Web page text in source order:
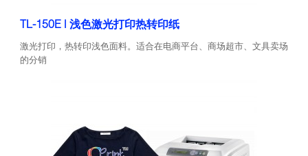
TL-150E | 浅色激光打印热转印纸
激光打印，热转印浅色面料。适合在电商平台、商场超市、文具卖场
的分销